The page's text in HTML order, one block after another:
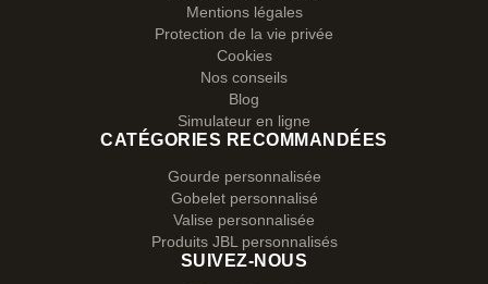
Mentions légales
Protection de la vie privée
Cookies
Nos conseils
Blog
Simulateur en ligne
CATÉGORIES RECOMMANDÉES
Gourde personnalisée
Gobelet personnalisé
Valise personnalisée
Produits JBL personnalisés
SUIVEZ-NOUS